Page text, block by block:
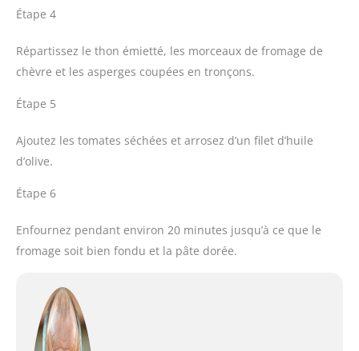
Étape 4
Répartissez le thon émietté, les morceaux de fromage de
chèvre et les asperges coupées en tronçons.
Étape 5
Ajoutez les tomates séchées et arrosez d’un filet d’huile
d’olive.
Étape 6
Enfournez pendant environ 20 minutes jusqu’à ce que le
fromage soit bien fondu et la pâte dorée.